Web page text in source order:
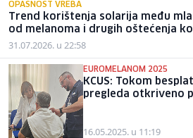
OPASNOST VREBA
Trend korištenja solarija među
od melanoma i drugih oštećenja
31.07.2026. u 22:58
EUROMELANOM 2025
KCUS: Tokom
pregleda otkriveno
16.05.2025. u 11:19